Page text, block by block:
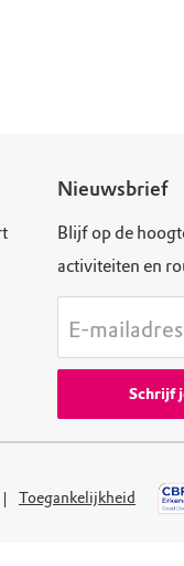
Nieuwsbrief
Blijf op de
activiteiten en
E-mailadres
Schrijf
Toegankelijkheid